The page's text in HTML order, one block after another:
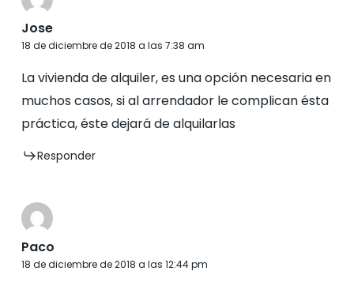
Jose
18 de diciembre de 2018 a las 7:38 am
La vivienda de alquiler, es una opción necesaria en
muchos casos, si al arrendador le complican ésta
práctica, éste dejará de alquilarlas
Responder
Paco
18 de diciembre de 2018 a las 12:44 pm